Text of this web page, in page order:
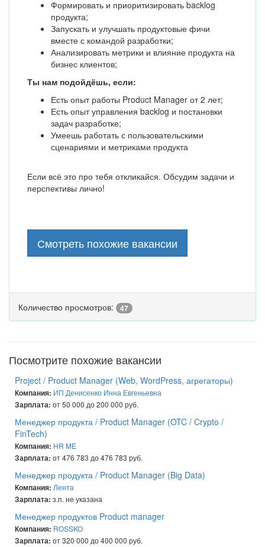
Формировать и приоритизировать backlog
продукта;
Запускать и улучшать продуктовые фичи
вместе с командой разработки;
Анализировать метрики и влияние продукта на
бизнес клиентов;
Ты нам подойдёшь, если:
Есть опыт работы Product Manager от 2 лет;
Есть опыт управления backlog и постановки
задач разработке;
Умеешь работать с пользовательскими
сценариями и метриками продукта
Если всё это про тебя откликайся. Обсудим задачи и
перспективы лично!
Смотреть похожие вакансии
Количество просмотров: 47
Посмотрите похожие вакансии
Project / Product Manager (Web, WordPress, агрегаторы)
Компания: ИП Денисенко Инна Евгеньевна
Зарплата: от 50 000 до 200 000 руб.
Менеджер продукта / Product Manager (OTC / Crypto /
FinTech)
Компания: HR ME
Зарплата: от 476 783 до 476 783 руб.
Менеджер продукта / Product Manager (Big Data)
Компания: Лента
Зарплата: з.п. не указана
Менеджер продуктов Product manager
Компания: ROSSKO
Зарплата: от 320 000 до 400 000 руб.